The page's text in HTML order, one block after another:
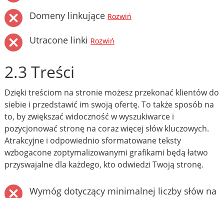
Domeny linkujące Rozwiń
Utracone linki Rozwiń
2.3 Treści
Dzięki treściom na stronie możesz przekonać klientów do
siebie i przedstawić im swoją ofertę. To także sposób na
to, by zwiększać widoczność w wyszukiwarce i
pozycjonować stronę na coraz więcej słów kluczowych.
Atrakcyjne i odpowiednio sformatowane teksty
wzbogacone zoptymalizowanymi grafikami będą łatwo
przyswajalne dla każdego, kto odwiedzi Twoją stronę.
Wymóg dotyczący minimalnej liczby słów na